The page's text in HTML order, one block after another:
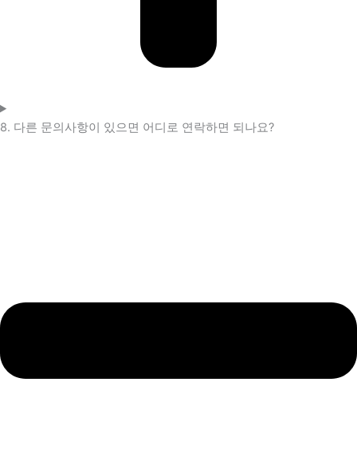
8. 다른 문의사항이 있으면 어디로 연락하면 되나요?